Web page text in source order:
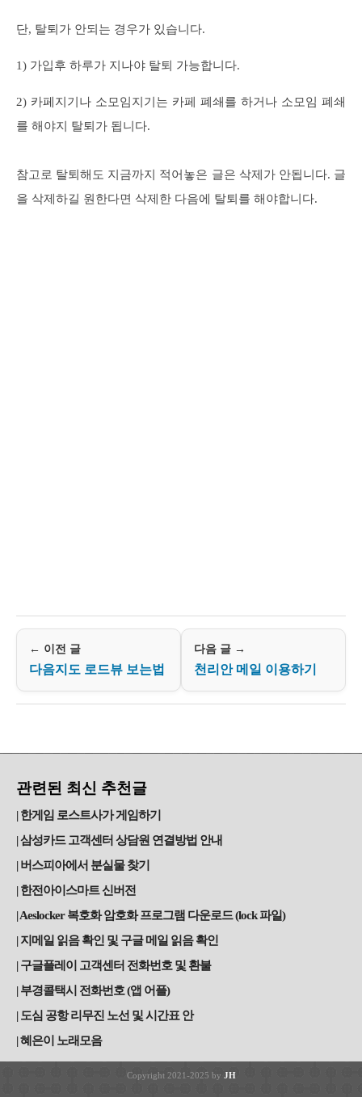
단, 탈퇴가 안되는 경우가 있습니다.
1) 가입후 하루가 지나야 탈퇴 가능합니다.
2) 카페지기나 소모임지기는 카페 폐쇄를 하거나 소모임 폐쇄
를 해야지 탈퇴가 됩니다.
참고로 탈퇴해도 지금까지 적어놓은 글은 삭제가 안됩니다. 글
을 삭제하길 원한다면 삭제한 다음에 탈퇴를 해야합니다.
← 이전 글
다음지도 로드뷰 보는법
다음 글 →
천리안 메일 이용하기
관련된 최신 추천글
한게임 로스트사가 게임하기
삼성카드 고객센터 상담원 연결방법 안내
버스피아에서 분실물 찾기
한전아이스마트 신버전
Aeslocker 복호화 암호화 프로그램 다운로드 (lock 파일)
지메일 읽음 확인 및 구글 메일 읽음 확인
구글플레이 고객센터 전화번호 및 환불
부경콜택시 전화번호 (앱 어플)
도심 공항 리무진 노선 및 시간표 안
혜은이 노래모음
Copyright 2021-2025 by JH